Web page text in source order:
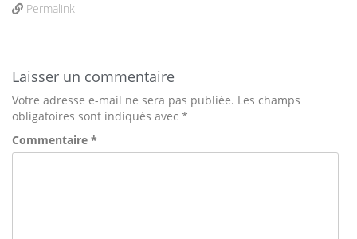
Permalink
Laisser un commentaire
Votre adresse e-mail ne sera pas publiée. Les champs
obligatoires sont indiqués avec *
Commentaire *